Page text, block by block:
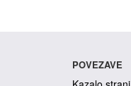
POVEZAVE